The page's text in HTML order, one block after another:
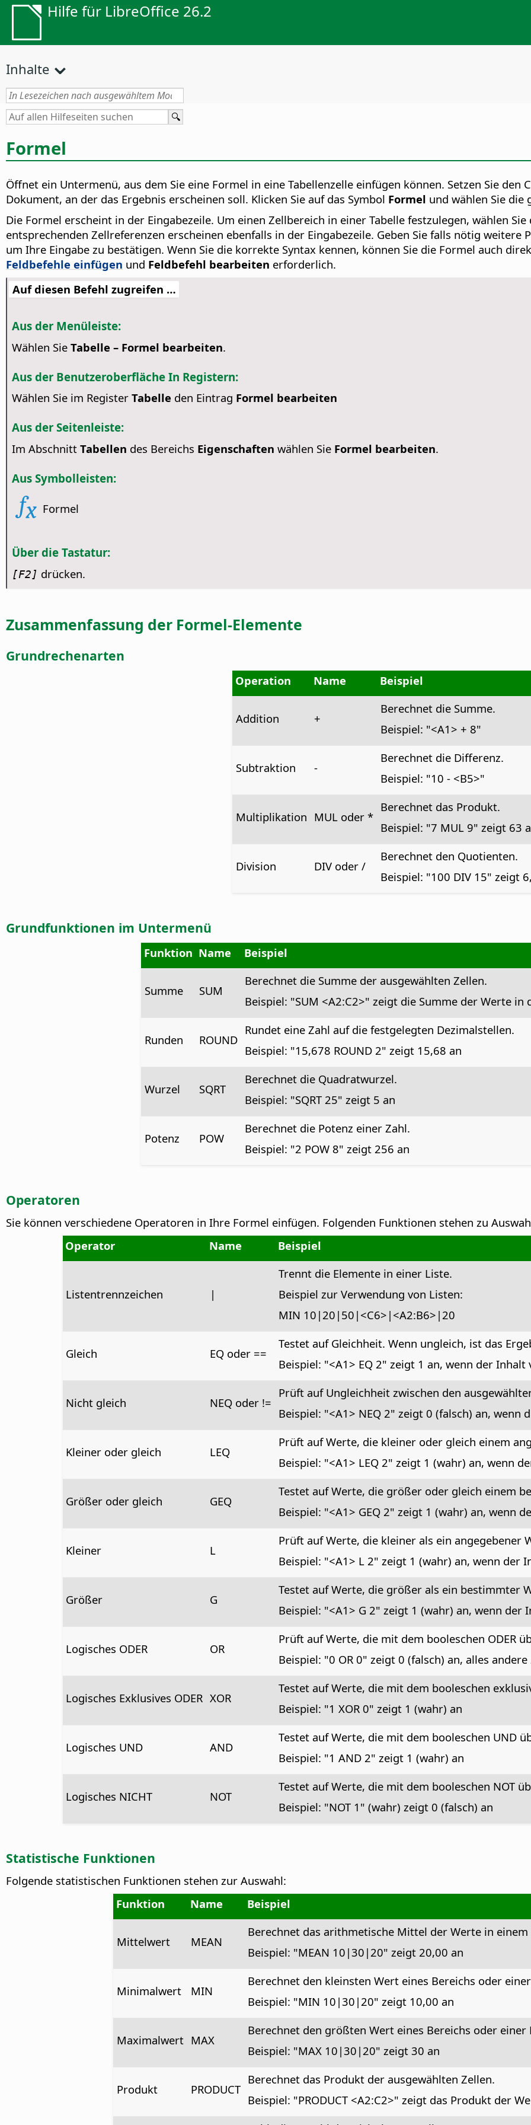
Hilfe für LibreOffice 26.2
Inhalte
Formel
Öffnet ein Untermenü, aus dem Sie eine Formel in eine Tabellenzelle einfügen können. Setzen Sie den
Dokument, an der das Ergebnis erscheinen soll. Klicken Sie auf das Symbol Formel und wählen Sie die
Die Formel erscheint in der Eingabezeile. Um einen Zellbereich in einer Tabelle festzulegen, wählen
entsprechenden Zellreferenzen erscheinen ebenfalls in der Eingabezeile. Geben Sie falls nötig weitere
um Ihre Eingabe zu bestätigen. Wenn Sie die korrekte Syntax kennen, können Sie die Formel auch
Feldbefehle einfügen und Feldbefehl bearbeiten erforderlich.
Auf diesen Befehl zugreifen …
Aus der Menüleiste:
Wählen Sie Tabelle – Formel bearbeiten.
Aus der Benutzeroberfläche In Registern:
Wählen Sie im Register Tabelle den Eintrag Formel bearbeiten
Aus der Seitenleiste:
Im Abschnitt Tabellen des Bereichs Eigenschaften wählen Sie Formel bearbeiten.
Aus Symbolleisten:
Formel
Über die Tastatur:
[F2] drücken.
Zusammenfassung der Formel-Elemente
Grundrechenarten
Operation Name Beispiel
Addition +
Berechnet die Summe.
Beispiel: "<A1> + 8"
Subtraktion -
Berechnet die Differenz.
Beispiel: "10 - <B5>"
Multiplikation MUL oder *
Berechnet das Produkt.
Beispiel: "7 MUL 9" zeigt 63
Division DIV oder /
Berechnet den Quotienten.
Beispiel: "100 DIV 15" zeigt
Grundfunktionen im Untermenü
Funktion Name Beispiel
Summe SUM
Berechnet die Summe der ausgewählten Zellen.
Beispiel: "SUM <A2:C2>" zeigt die Summe der Werte in
Runden ROUND
Rundet eine Zahl auf die festgelegten Dezimalstellen.
Beispiel: "15,678 ROUND 2" zeigt 15,68 an
Wurzel SQRT
Berechnet die Quadratwurzel.
Beispiel: "SQRT 25" zeigt 5 an
Potenz POW
Berechnet die Potenz einer Zahl.
Beispiel: "2 POW 8" zeigt 256 an
Operatoren
Sie können verschiedene Operatoren in Ihre Formel einfügen. Folgenden Funktionen stehen zu
Operator
Name Beispiel
Listentrennzeichen |
Trennt die Elemente in einer Liste.
Beispiel zur Verwendung von Listen:
MIN 10|20|50|<C6>|<A2:B6>|20
Gleich EQ oder ==
Testet auf Gleichheit. Wenn ungleich, ist das
Beispiel: "<A1> EQ 2" zeigt 1 an, wenn der Inhalt
Nicht gleich NEQ oder !=
Prüft auf Ungleichheit zwischen den
Beispiel: "<A1> NEQ 2" zeigt 0 (falsch) an, wenn
Kleiner oder gleich LEQ
Prüft auf Werte, die kleiner oder gleich einem
Beispiel: "<A1> LEQ 2" zeigt 1 (wahr) an, wenn
Größer oder gleich GEQ
Testet auf Werte, die größer oder gleich einem
Beispiel: "<A1> GEQ 2" zeigt 1 (wahr) an, wenn
Kleiner L
Prüft auf Werte, die kleiner als ein angegebener
Beispiel: "<A1> L 2" zeigt 1 (wahr) an, wenn der
Größer G
Testet auf Werte, die größer als ein bestimmter
Beispiel: "<A1> G 2" zeigt 1 (wahr) an, wenn der
Logisches ODER OR
Prüft auf Werte, die mit dem booleschen ODER
Beispiel: "0 OR 0" zeigt 0 (falsch) an, alles
Logisches Exklusives ODER XOR
Testet auf Werte, die mit dem booleschen
Beispiel: "1 XOR 0" zeigt 1 (wahr) an
Logisches UND AND
Testet auf Werte, die mit dem booleschen UND
Beispiel: "1 AND 2" zeigt 1 (wahr) an
Logisches NICHT NOT
Testet auf Werte, die mit dem booleschen NOT
Beispiel: "NOT 1" (wahr) zeigt 0 (falsch) an
Statistische Funktionen
Folgende statistischen Funktionen stehen zur Auswahl:
Funktion
Name Beispiel
Mittelwert MEAN
Berechnet das arithmetische Mittel der Werte in
Beispiel: "MEAN 10|30|20" zeigt 20,00 an
Minimalwert MIN
Berechnet den kleinsten Wert eines Bereichs oder
Beispiel: "MIN 10|30|20" zeigt 10,00 an
Maximalwert MAX
Berechnet den größten Wert eines Bereichs oder einer
Beispiel: "MAX 10|30|20" zeigt 30 an
Produkt PRODUCT
Berechnet das Produkt der ausgewählten Zellen.
Beispiel: "PRODUCT <A2:C2>" zeigt das Produkt der